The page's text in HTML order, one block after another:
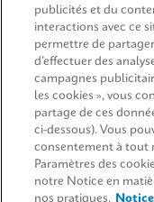
SERVICE JURIDIQUE
CONCORDANCE
© 2024 Cepheid. Cepheid®, the
publicités et du
interactions avec ce
permettre de
d’effectuer des
campagnes
les cookies », vous
partage de ces
ci-dessous). Vous
consentement à tout
Paramètres des
notre Notice en
nos pratiques.